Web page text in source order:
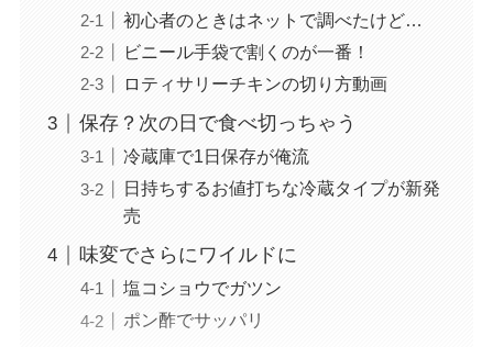
初心者のときはネットで調べたけど…
ビニール手袋で割くのが一番！
ロティサリーチキンの切り方動画
保存？次の日で食べ切っちゃう
冷蔵庫で1日保存が俺流
日持ちするお値打ちな冷蔵タイプが新発
売
味変でさらにワイルドに
塩コショウでガツン
ポン酢でサッパリ